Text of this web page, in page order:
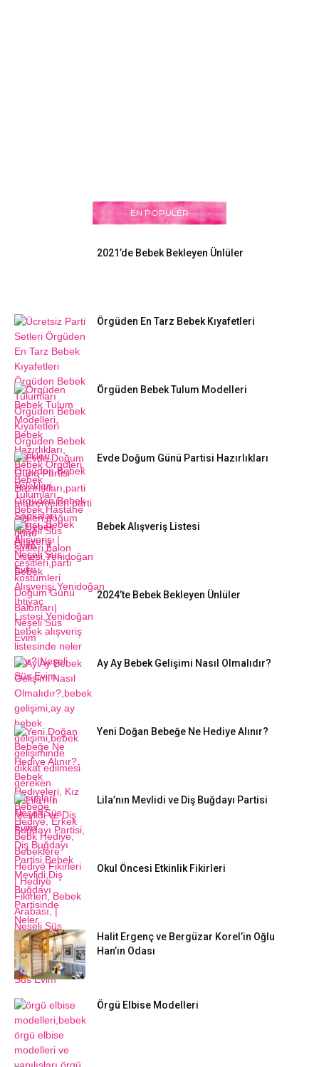
EN POPÜLER
2021’de Bebek Bekleyen Ünlüler
Örgüden En Tarz Bebek Kıyafetleri
Örgüden Bebek Tulum Modelleri
Evde Doğum Günü Partisi Hazırlıkları
Bebek Alışveriş Listesi
2024’te Bebek Bekleyen Ünlüler
Ay Ay Bebek Gelişimi Nasıl Olmalıdır?
Yeni Doğan Bebeğe Ne Hediye Alınır?
Lila’nın Mevlidi ve Diş Buğdayı Partisi
Okul Öncesi Etkinlik Fikirleri
Halit Ergenç ve Bergüzar Korel’in Oğlu
Han’ın Odası
Örgü Elbise Modelleri